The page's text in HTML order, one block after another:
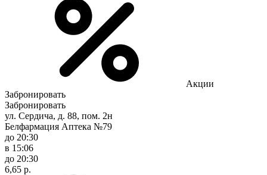
Акции
Забронировать
Забронировать
ул. Сердича, д. 88, пом. 2н
Белфармация Аптека №79
до 20:30
в 15:06
до 20:30
6,65 р.